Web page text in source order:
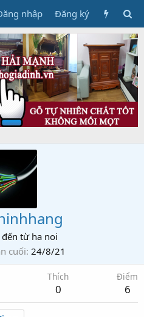
nhập Đăng ký
đến từ ha noi
cuối 24/8/21
Thích
0
Điểm
6